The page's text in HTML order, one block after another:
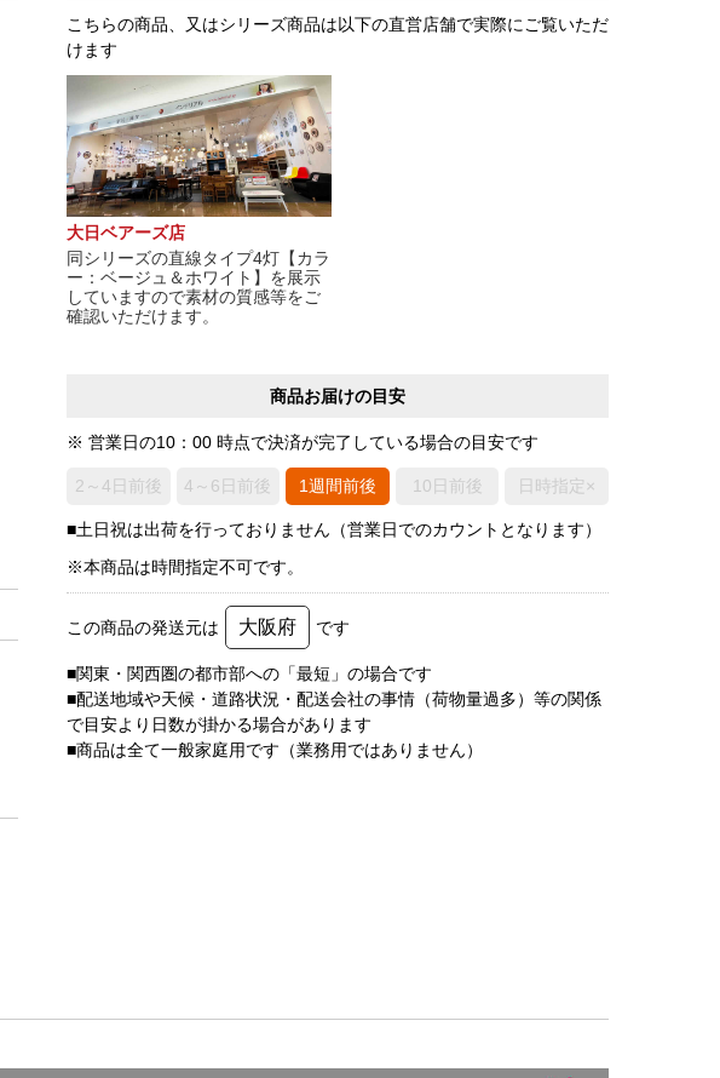
こちらの商品、又はシリーズ商品は以下の直営店舗で実際にご覧いただ
けます
大日ベアーズ店
同シリーズの直線タイプ4灯【カラ
ー：ベージュ＆ホワイト】を展示
していますので素材の質感等をご
確認いただけます。
商品お届けの目安
※ 営業日の10：00 時点で決済が完了している場合の目安です
2～4日前後 4～6日前後 1週間前後 10日前後 日時指定×
■土日祝は出荷を行っておりません（営業日でのカウントとなります）
※本商品は時間指定不可です。
この商品の発送元は 大阪府 です
■関東・関西圏の都市部への「最短」の場合です
■配送地域や天候・道路状況・配送会社の事情（荷物量過多）等の関係
で目安より日数が掛かる場合があります
■商品は全て一般家庭用です（業務用ではありません）